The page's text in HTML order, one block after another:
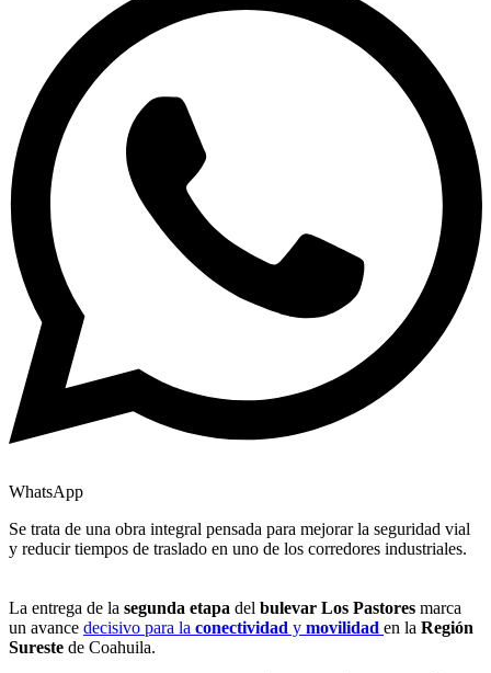
WhatsApp
Se trata de una obra integral pensada para mejorar la seguridad vial
y reducir tiempos de traslado en uno de los corredores industriales.
La entrega de la segunda etapa del bulevar Los Pastores marca
un avance decisivo para la conectividad y movilidad en la Región
Sureste de Coahuila.